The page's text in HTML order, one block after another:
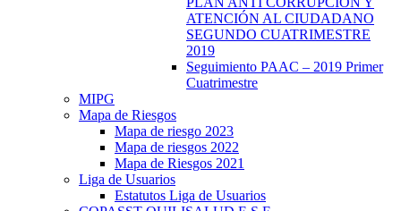
ATENCIÓN AL CIUDADANO
SEGUNDO CUATRIMESTRE
2019
Seguimiento PAAC – 2019 Primer
Cuatrimestre
MIPG
Mapa de Riesgos
Mapa de riesgo 2023
Mapa de riesgos 2022
Mapa de Riesgos 2021
Liga de Usuarios
Estatutos Liga de Usuarios